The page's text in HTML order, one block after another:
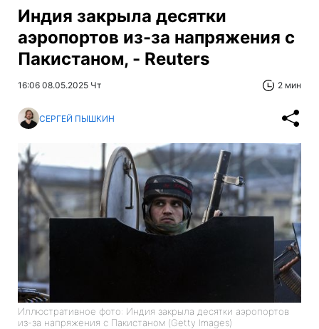
Индия закрыла десятки
аэропортов из-за напряжения с
Пакистаном, - Reuters
16:06 08.05.2025 Чт 2 мин
СЕРГЕЙ ПЫШКИН
Иллюстративное фото: Индия закрыла десятки аэропортов
из-за напряжения с Пакистаном (Getty Images)